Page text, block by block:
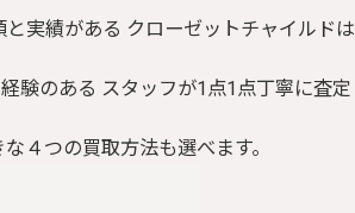
実績がある クローゼットチャイルドは
験のある スタッフが1点1点丁寧に査定
４つの買取方法も選べます。